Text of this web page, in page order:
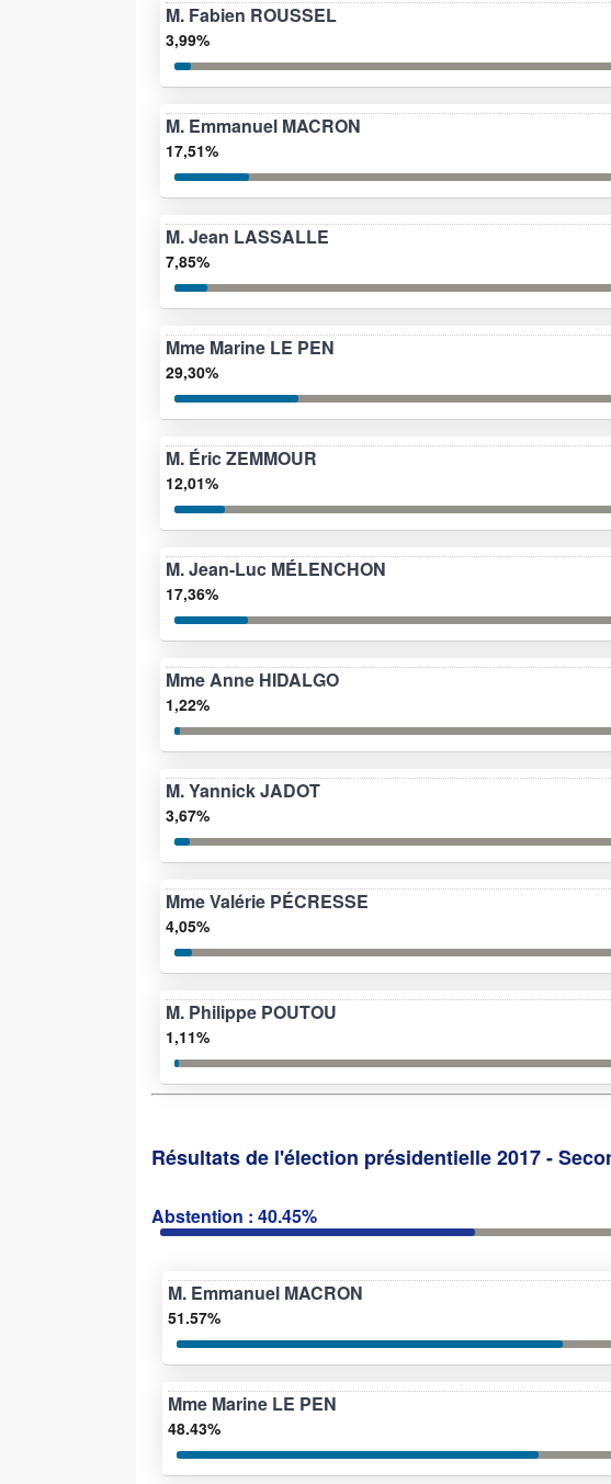
M. Fabien ROUSSEL
3,99%
M. Emmanuel MACRON
17,51%
M. Jean LASSALLE
7,85%
Mme Marine LE PEN
29,30%
M. Éric ZEMMOUR
12,01%
M. Jean-Luc MÉLENCHON
17,36%
Mme Anne HIDALGO
1,22%
M. Yannick JADOT
3,67%
Mme Valérie PÉCRESSE
4,05%
M. Philippe POUTOU
1,11%
Résultats de l'élection présidentielle 2017 -
Abstention : 40.45%
M. Emmanuel MACRON
51.57%
Mme Marine LE PEN
48.43%